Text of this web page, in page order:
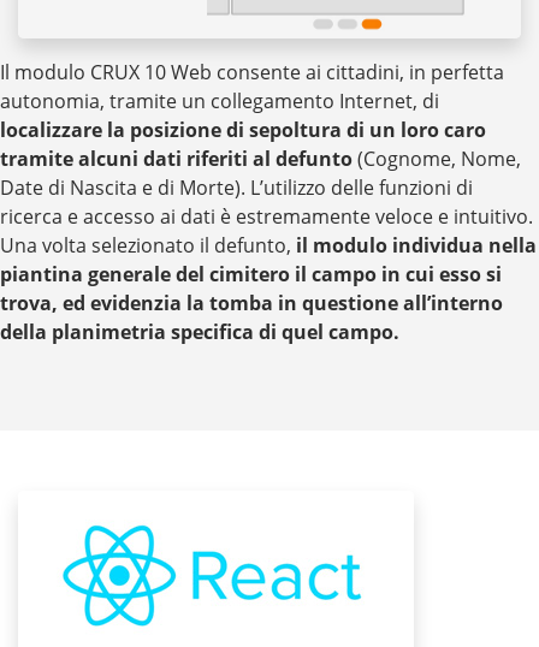
Il modulo CRUX 10 Web consente ai cittadini, in perfetta
autonomia, tramite un collegamento Internet, di
localizzare la posizione di sepoltura di un loro caro
tramite alcuni dati riferiti al defunto(Cognome, Nome,
Date di Nascita e di Morte). L’utilizzo delle funzioni di
ricerca e accesso ai dati è estremamente veloce e intuitivo.
Una volta selezionato il defunto, il modulo individua nella
piantina generale del cimitero il campo in cui esso si
trova, ed evidenzia la tomba in questione all’interno
della planimetria specifica di quel campo.